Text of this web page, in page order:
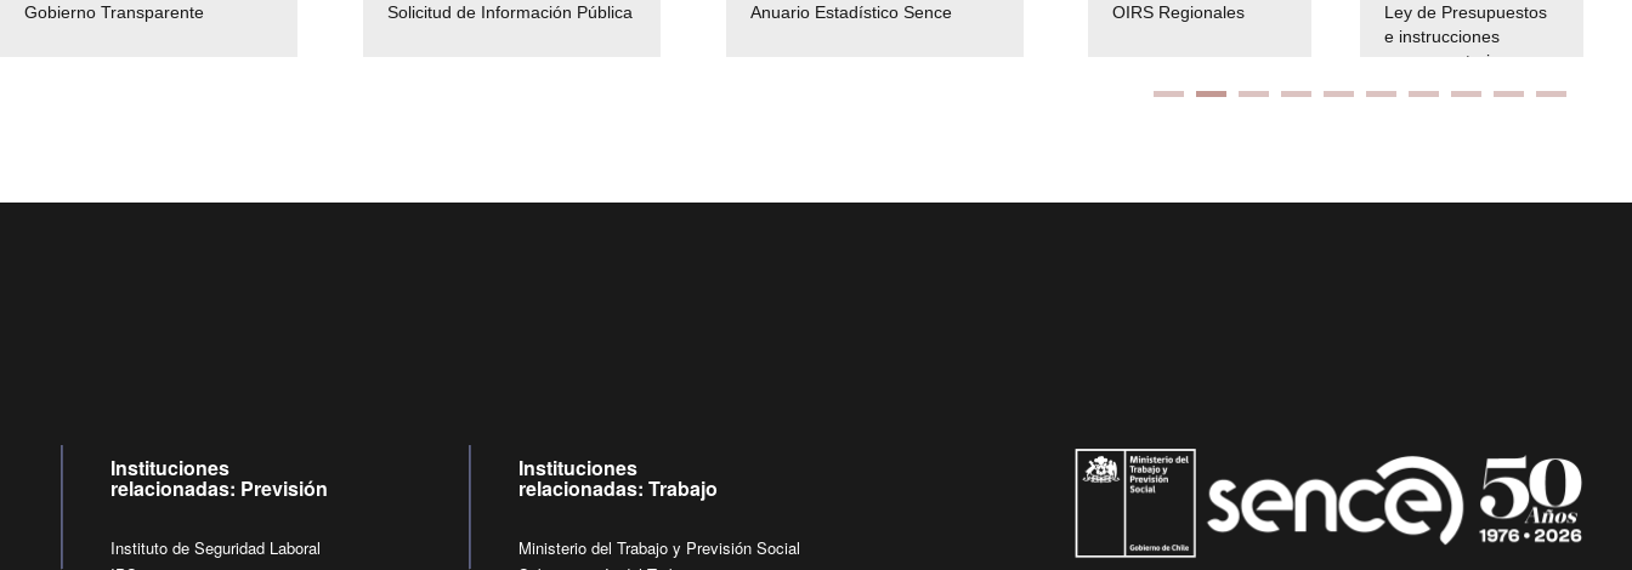
Gobierno Transparente Solicitud de Información Pública Anuario Estadístico Sence
Pago Proveedores
Empleos Públicos
Solicitud Audiencias y
OIRS Regionales
Ley de Presupuestos
e instrucciones
presuspuetarias
Instituciones
relacionadas: Previsión
Instituto de Seguridad Laboral
Instituciones
relacionadas: Trabajo
Ministerio del Trabajo y Previsión Social